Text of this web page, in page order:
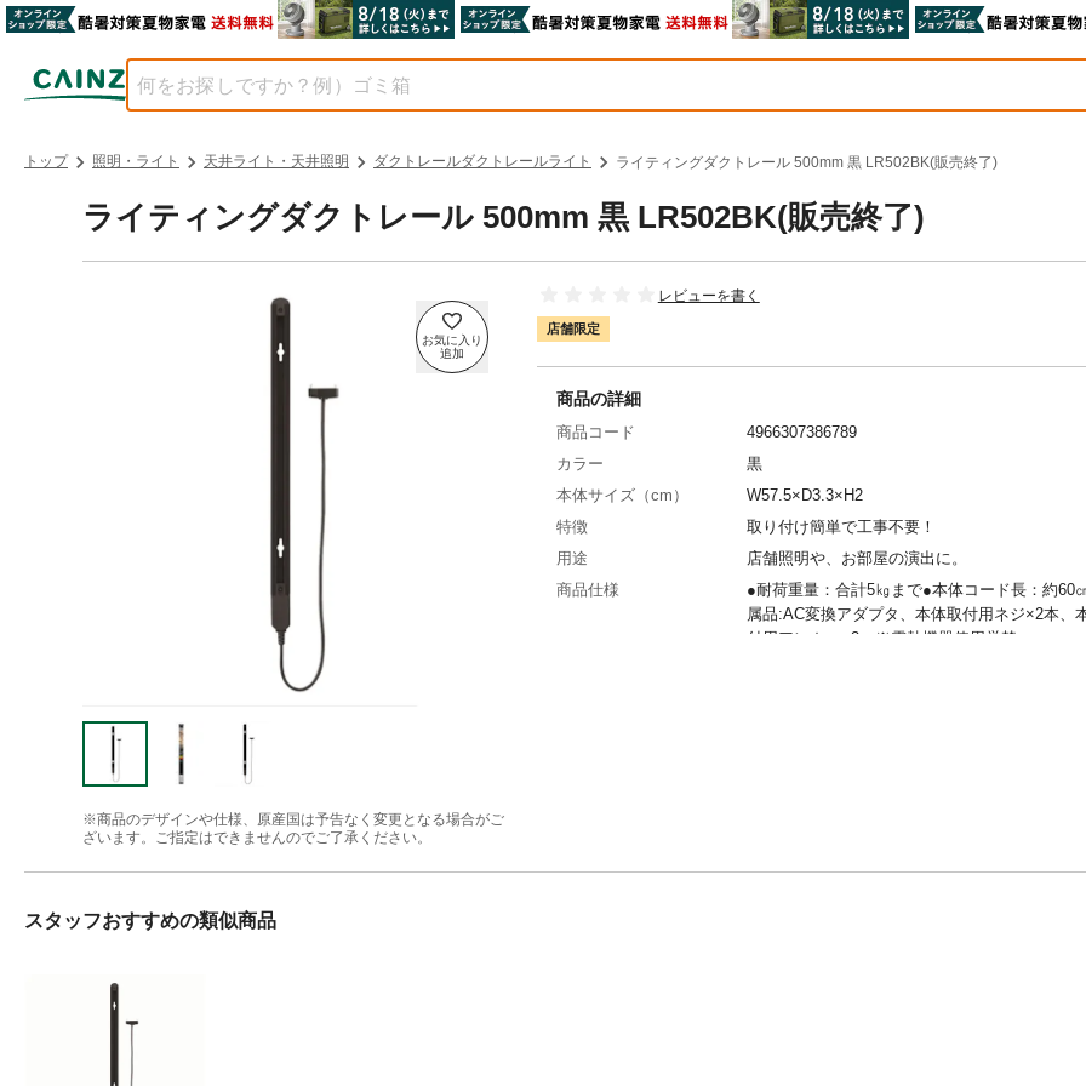
トップ 照明・ライト 天井ライト・天井照明 ダクトレールダクトレールライト ライティングダクトレール 500mm 黒 LR502BK(販売終了)
ライティングダクトレール 500mm 黒 LR502BK(販売終了)
※商品のデザインや仕様、原産国は予告なく変更となる場合がご
ざいます。ご指定はできませんのでご了承ください。
レビューを書く
店舗限定
商品の詳細
商品コード
4966307386789
カラー
黒
本体サイズ（cm）
W57.5×D3.3×H2
特徴
取り付け簡単で工事不要！
用途
店舗照明や、お部屋の演出に。
商品仕様
●耐荷重量：合計5㎏まで●本体コード長：約60
属品:AC変換アダプタ、本体取付用ネジ×2本、
付用アンカー×2 ※電熱機器使用厳禁
スタッフおすすめの類似商品